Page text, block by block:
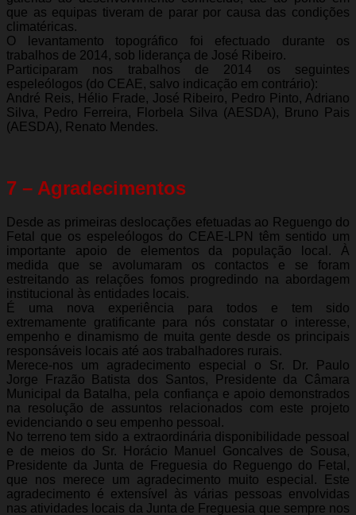
que as equipas tiveram de parar por causa das condições
climatéricas.
O levantamento topográfico foi efectuado durante os
trabalhos de 2014, sob liderança de José Ribeiro.
Participaram nos trabalhos de 2014 os seguintes
espeleólogos (do CEAE, salvo indicação em contrário):
André Reis, Hélio Frade, José Ribeiro, Pedro Pinto, Adriano
Silva, Pedro Ferreira, Florbela Silva (AESDA), Bruno Pais
(AESDA), Renato Mendes.
7 – Agradecimentos
Desde as primeiras deslocações efetuadas ao Reguengo do
Fetal que os espeleólogos do CEAE-LPN têm sentido um
importante apoio de elementos da população local. À
medida que se avolumaram os contactos e se foram
estreitando as relações fomos progredindo na abordagem
institucional às entidades locais.
É uma nova experiência para todos e tem sido
extremamente gratificante para nós constatar o interesse,
empenho e dinamismo de muita gente desde os principais
responsáveis locais até aos trabalhadores rurais.
Merece-nos um agradecimento especial o Sr. Dr. Paulo
Jorge Frazão Batista dos Santos, Presidente da Câmara
Municipal da Batalha, pela confiança e apoio demonstrados
na resolução de assuntos relacionados com este projeto
evidenciando o seu empenho pessoal.
No terreno tem sido a extraordinária disponibilidade pessoal
e de meios do Sr. Horácio Manuel Goncalves de Sousa,
Presidente da Junta de Freguesia do Reguengo do Fetal,
que nos merece um agradecimento muito especial. Este
agradecimento é extensível às várias pessoas envolvidas
nas atividades locais da Junta de Freguesia que sempre nos